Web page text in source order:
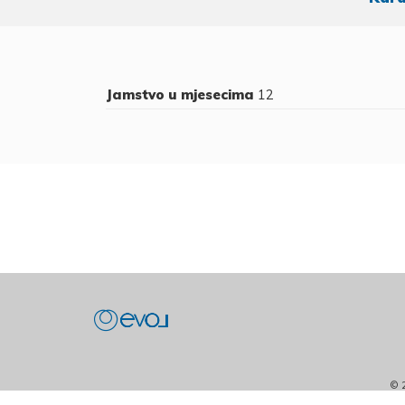
Jamstvo u mjesecima 12
©